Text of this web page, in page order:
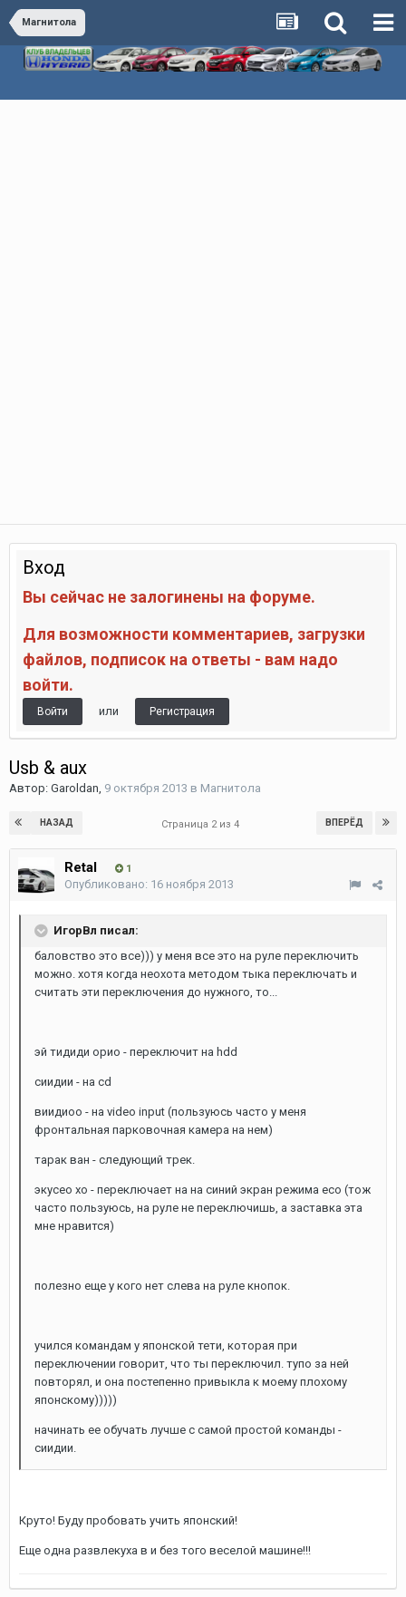
Магнитола
Вход
Вы сейчас не залогинены на форуме.
Для возможности комментариев, загрузки
файлов, подписок на ответы - вам надо
войти.
Войти или Регистрация
Usb & aux
Автор: Garoldan, 9 октября 2013 в Магнитола
НАЗАД ВПЕРЁД
Страница 2 из 4
Retal 1
Опубликовано: 16 ноября 2013
ИгорВл писал:
баловство это все))) у меня все это на руле переключить
можно. хотя когда неохота методом тыка переключать и
считать эти переключения до нужного, то...
эй тидиди орио - переключит на hdd
сиидии - на cd
виидиоо - на video input (пользуюсь часто у меня
фронтальная парковочная камера на нем)
тарак ван - следующий трек.
экусео хо - переключает на на синий экран режима eco (тож
часто пользуюсь, на руле не переключишь, а заставка эта
мне нравится)
полезно еще у кого нет слева на руле кнопок.
учился командам у японской тети, которая при
переключении говорит, что ты переключил. тупо за ней
повторял, и она постепенно привыкла к моему плохому
японскому)))))
начинать ее обучать лучше с самой простой команды -
сиидии.
Круто! Буду пробовать учить японский!
Еще одна развлекуха в и без того веселой машине!!!